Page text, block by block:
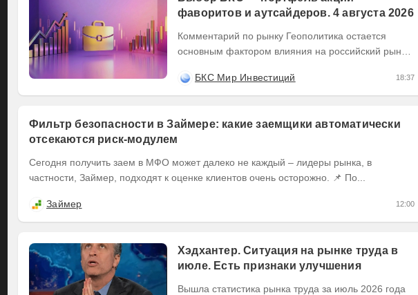
фаворитов и аутсайдеров. 4 августа 2026
Комментарий по рынку Геополитика остается
основным фактором влияния на российский рынок
Ближнем...
БКС Мир Инвестиций 18:37
Фильтр безопасности в Займере: какие заемщики автоматически
отсекаются риск-модулем
Сегодня получить заем в МФО может далеко не каждый – лидеры рынка, в
частности, Займер, подходят к оценке клиентов очень осторожно. 📌 По...
Займер 12:00
Хэдхантер. Ситуация на рынке труда в
июле. Есть признаки улучшения
Вышла статистика рынка труда за июль 2026 года